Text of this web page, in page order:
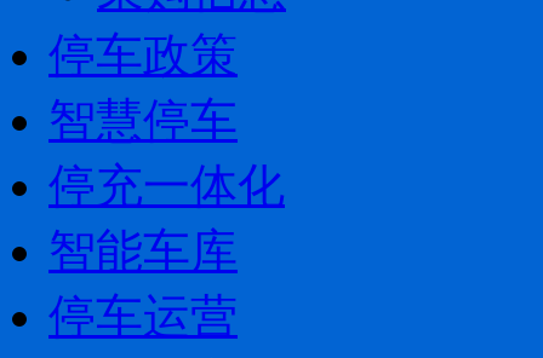
停车政策
智慧停车
停充一体化
智能车库
停车运营